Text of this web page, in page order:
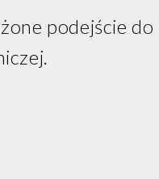
podejście do